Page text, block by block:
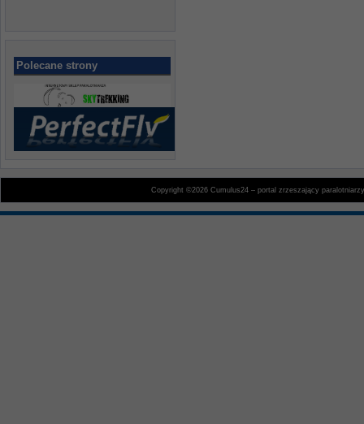
Polecane strony
Copyright ©2026 Cumulus24 – portal zrzeszający